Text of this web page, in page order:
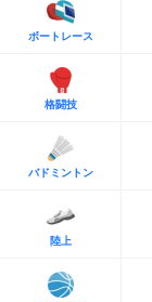
ボートレース
格闘技
バドミントン
陸上